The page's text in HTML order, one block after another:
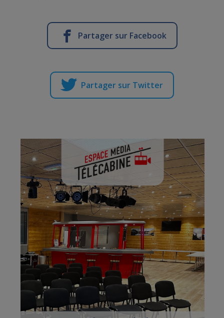
Partager sur Facebook
Partager sur Twitter